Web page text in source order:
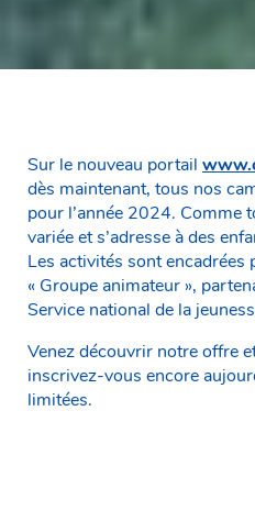
Sur le nouveau portail
dès maintenant, tous nos
pour l’année 2024. Comme
variée et s’adresse à des
Les activités sont encadrées
« Groupe animateur »,
Service national de la
Venez découvrir notre offre
inscrivez-vous encore
limitées.